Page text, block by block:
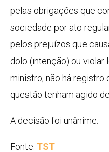
pelas obrigações que
sociedade por ato
pelos prejuízos que
dolo (intenção) ou violar
ministro, não há registro
questão tenham agido
A decisão foi unânime.
Fonte: TST